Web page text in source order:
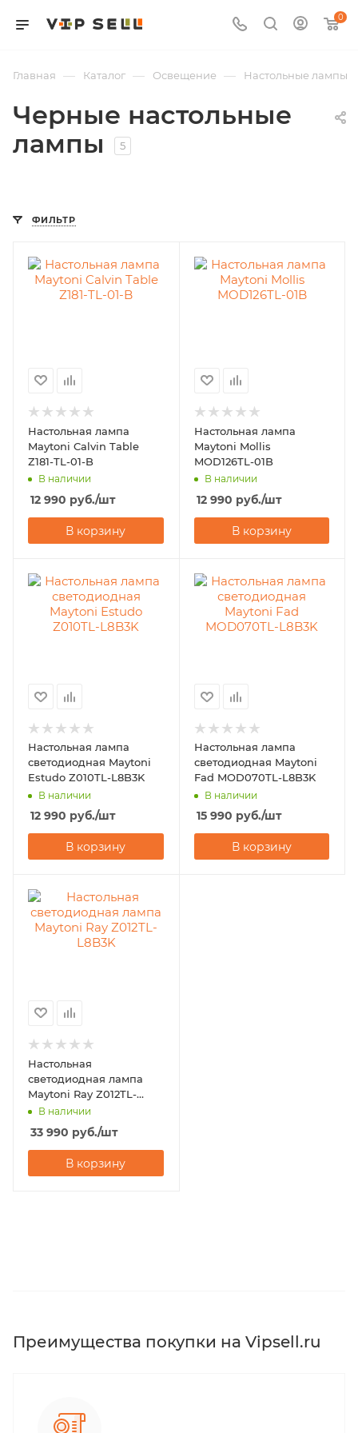
0
Главная — Каталог — Освещение — Настольные лампы
Черные настольные
лампы
5
ФИЛЬТР
Настольная лампа
Maytoni Calvin Table
Z181-TL-01-B
В наличии
12 990 руб./шт
В корзину
Настольная лампа
Maytoni Mollis
MOD126TL-01B
В наличии
12 990 руб./шт
В корзину
Настольная лампа
светодиодная Maytoni
Estudo Z010TL-L8B3K
В наличии
12 990 руб./шт
В корзину
Настольная лампа
светодиодная Maytoni
Fad MOD070TL-L8B3K
В наличии
15 990 руб./шт
В корзину
Настольная
светодиодная лампа
Maytoni Ray Z012TL-
L8B3K
В наличии
33 990 руб./шт
В корзину
Преимущества покупки на Vipsell.ru